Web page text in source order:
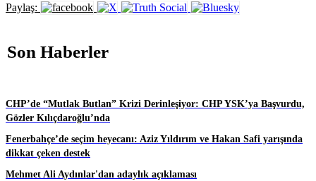
Paylaş:
Son Haberler
CHP’de “Mutlak Butlan” Krizi Derinleşiyor: CHP YSK’ya Başvurdu,
Gözler Kılıçdaroğlu’nda
Fenerbahçe’de seçim heyecanı: Aziz Yıldırım ve Hakan Safi yarışında
dikkat çeken destek
Mehmet Ali Aydınlar'dan adaylık açıklaması